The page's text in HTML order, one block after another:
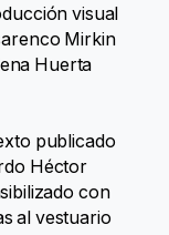
visual
Mirkin
Huerta
publicado
Héctor
con
al vestuario